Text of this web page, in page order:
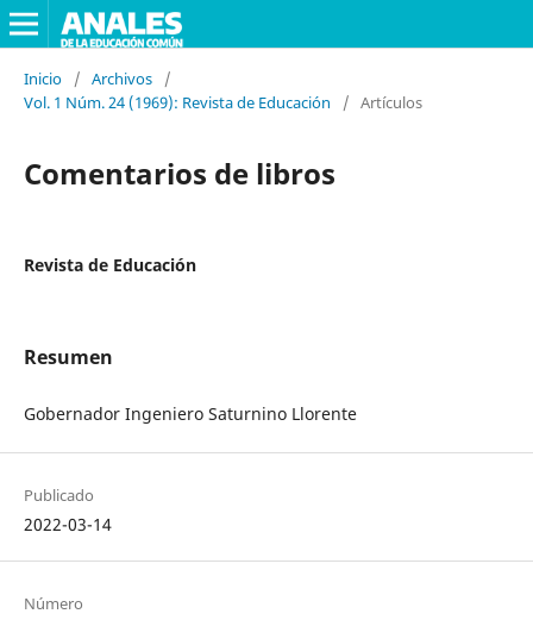
Inicio / Archivos
/
Vol. 1 Núm. 24 (1969): Revista de Educación
/ Artículos
Comentarios de libros
Revista de Educación
Resumen
Gobernador Ingeniero Saturnino Llorente
Publicado
2022-03-14
Número